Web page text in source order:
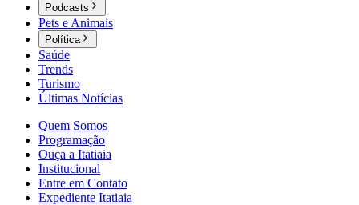
Podcasts
Pets e Animais
Política
Saúde
Trends
Turismo
Últimas Notícias
Quem Somos
Programação
Ouça a Itatiaia
Institucional
Entre em Contato
Expediente Itatiaia